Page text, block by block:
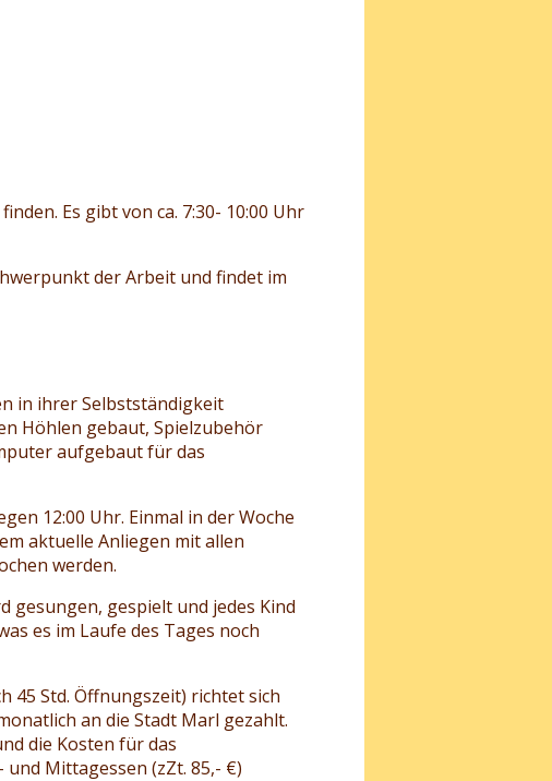
Es gibt von ca. 7:30- 10:00 Uhr
der Arbeit und findet im
in ihrer Selbstständigkeit
Höhlen gebaut, Spielzubehör
aufgebaut für das
12:00 Uhr. Einmal in der Woche
aktuelle Anliegen mit allen
werden.
gesungen, gespielt und jedes Kind
es im Laufe des Tages noch
45 Std. Öffnungszeit) richtet sich
an die Stadt Marl gezahlt.
die Kosten für das
Mittagessen (zZt. 85,- €)